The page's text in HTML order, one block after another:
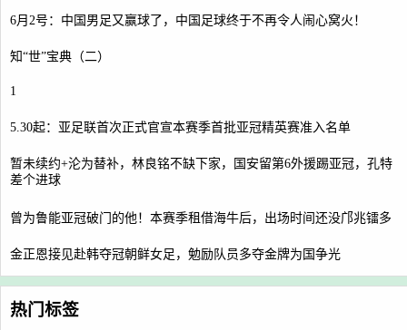
6月2号：中国男足又赢球了，中国足球终于不再令人闹心窝火！
知“世”宝典（二）
1
5.30起：亚足联首次正式官宣本赛季首批亚冠精英赛准入名单
暂未续约+沦为替补，林良铭不缺下家，国安留第6外援踢亚冠，孔特
差个进球
曾为鲁能亚冠破门的他！本赛季租借海牛后，出场时间还没邝兆镭多
金正恩接见赴韩夺冠朝鲜女足，勉励队员多夺金牌为国争光
热门标签